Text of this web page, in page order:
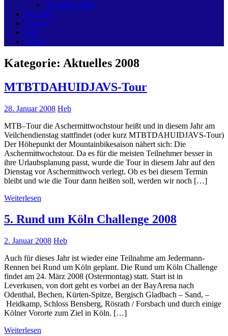
Aktuelles 2008
Berichte
Touren
Info
Archiv
Kategorie: Aktuelles 2008
MTBTDAHUIDJAVS-Tour
28. Januar 2008 Heb
MTB–Tour die Aschermittwochstour heißt und in diesem Jahr am
Veilchendienstag stattfindet (oder kurz MTBTDAHUIDJAVS-Tour)
Der Höhepunkt der Mountainbikesaison nähert sich: Die
Aschermittwochstour. Da es für die meisten Teilnehmer besser in
ihre Urlaubsplanung passt, wurde die Tour in diesem Jahr auf den
Dienstag vor Aschermittwoch verlegt. Ob es bei diesem Termin
bleibt und wie die Tour dann heißen soll, werden wir noch […]
Weiterlesen
5. Rund um Köln Challenge 2008
2. Januar 2008 Heb
Auch für dieses Jahr ist wieder eine Teilnahme am Jedermann-
Rennen bei Rund um Köln geplant. Die Rund um Köln Challenge
findet am 24. März 2008 (Ostermontag) statt. Start ist in
Leverkusen, von dort geht es vorbei an der BayArena nach
Odenthal, Bechen, Kürten-Spitze, Bergisch Gladbach – Sand, –
Heidkamp, Schloss Bensberg, Rösrath / Forsbach und durch einige
Kölner Vororte zum Ziel in Köln. […]
Weiterlesen